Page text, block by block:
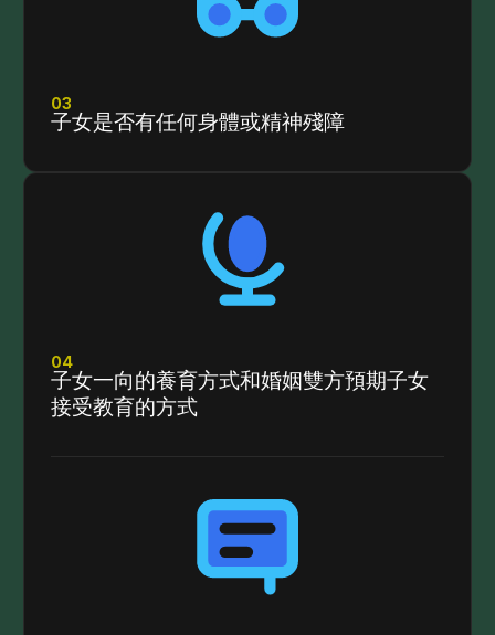
03
子女是否有任何身體或精神殘障
04
子女一向的養育方式和婚姻雙方預期子女
接受教育的方式